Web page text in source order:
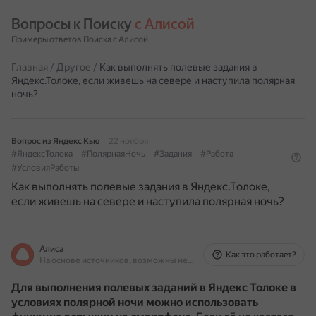
Вопросы к Поиску с Алисой
Примеры ответов Поиска с Алисой
Главная / Другое / Как выполнять полевые задания в
Яндекс.Толоке, если живешь на севере и наступила полярная
ночь?
Вопрос из Яндекс Кью
22 ноября
#ЯндексТолока
#ПолярнаяНочь #Задания
#Работа
#УсловияРаботы
Как выполнять полевые задания в Яндекс.Толоке,
если живешь на севере и наступила полярная ночь?
Алиса
На основе источников, возможны неточности
Как это работает?
Для выполнения полевых заданий в Яндекс Толоке в
условиях полярной ночи можно использовать